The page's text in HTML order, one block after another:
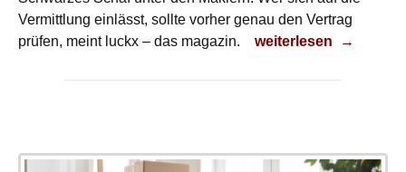
Vermittlung einlässt, sollte vorher genau den Vertrag
prüfen, meint luckx – das magazin.
Abgezockt?
weiterlesen →